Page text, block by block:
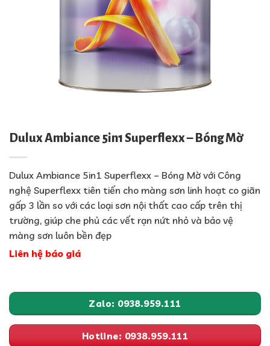
Dulux Ambiance 5in1 Superflexx – Bóng Mờ
Dulux Ambiance 5in1 Superflexx – Bóng Mờ với Công
nghệ Superflexx tiên tiến cho màng sơn linh hoạt co giãn
gấp 3 lần so với các loại sơn nội thất cao cấp trên thị
trường, giúp che phủ các vết rạn nứt nhỏ và bảo vệ
màng sơn luôn bền đẹp
Liên hệ báo giá
Zalo: 0938.959.111
Hotline: 0938.959.111